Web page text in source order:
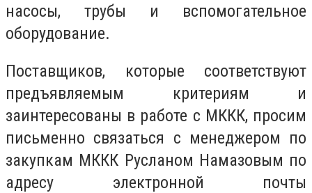
насосы, трубы и вспомогательное
оборудование.
Поставщиков, которые соответствуют
предъявляемым критериям и
заинтересованы в работе с МККК, просим
письменно связаться с менеджером по
закупкам МККК Русланом Намазовым по
адресу электронной почты